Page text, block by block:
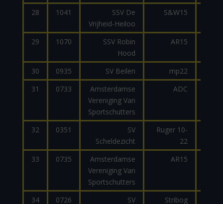
28
1041
SSV De
Vrijheid-Heiloo
S&W15
29 1070
SSV Robin
Hood
AR15
30 0935 SV Beilen mp22
31
0733
Amsterdamse
Vereniging Van
Sportschutters
ADC
32 0351
SV
Scheldezicht
Ruger 10-
22
33 0735
Amsterdamse
Vereniging Van
Sportschutters
AR15
34 0726 SV Stribog